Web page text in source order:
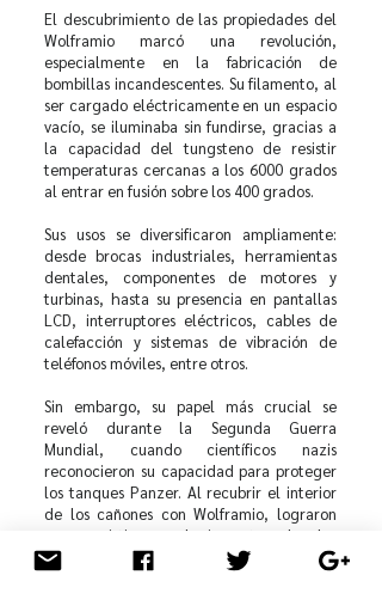
El descubrimiento de las propiedades del
Wolframio marcó una revolución,
especialmente en la fabricación de
bombillas incandescentes. Su filamento, al
ser cargado eléctricamente en un espacio
vacío, se iluminaba sin fundirse, gracias a
la capacidad del tungsteno de resistir
temperaturas cercanas a los 6000 grados
al entrar en fusión sobre los 400 grados.
Sus usos se diversificaron ampliamente:
desde brocas industriales, herramientas
dentales, componentes de motores y
turbinas, hasta su presencia en pantallas
LCD, interruptores eléctricos, cables de
calefacción y sistemas de vibración de
teléfonos móviles, entre otros.
Sin embargo, su papel más crucial se
reveló durante la Segunda Guerra
Mundial, cuando científicos nazis
reconocieron su capacidad para proteger
los tanques Panzer. Al recubrir el interior
de los cañones con Wolframio, lograron
que resistieran el impacto de los
proyectiles, solucionando así un grave
problema que enfrentaban estos vehículos.